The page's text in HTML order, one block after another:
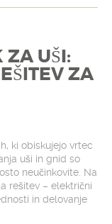
ZA UŠI:
ZA
ki obiskujejo vrtec
uši in gnid so
neučinkovite. Na
rešitev – električni
in delovanje